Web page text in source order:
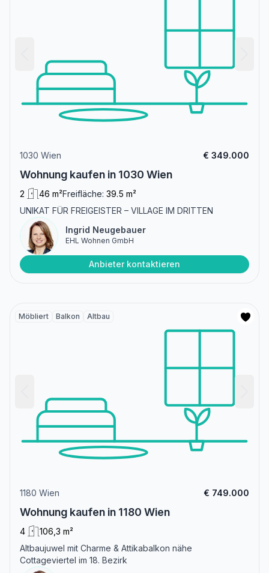
1030 Wien € 349.000
Wohnung kaufen in 1030 Wien
2 46 m²Freifläche: 39.5 m²
UNIKAT FÜR FREIGEISTER – VILLAGE IM DRITTEN
Ingrid Neugebauer
EHL Wohnen GmbH
Anbieter kontaktieren
Möbliert Balkon Altbau
1180 Wien € 749.000
Wohnung kaufen in 1180 Wien
4
106,3 m²
Altbaujuwel mit Charme & Attikabalkon nähe
Cottageviertel im 18. Bezirk